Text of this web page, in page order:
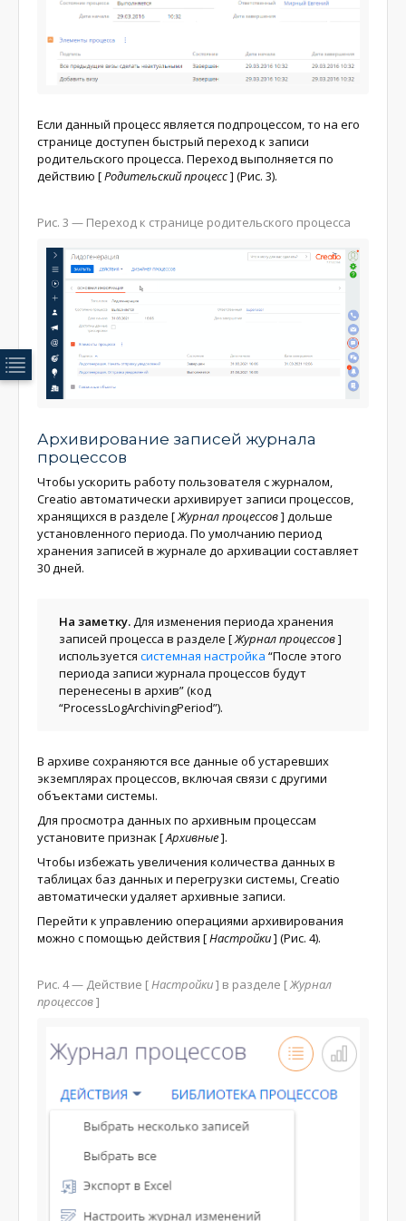
Если данный процесс является подпроцессом, то на его
странице доступен быстрый переход к записи
родительского процесса. Переход выполняется по
действию [Родительский процесс] (Рис. 3).
Рис. 3 — Переход к странице родительского процесса
Архивирование записей журнала
процессов
Чтобы ускорить работу пользователя с журналом,
Creatio автоматически архивирует записи процессов,
хранящихся в разделе [Журнал процессов] дольше
установленного периода. По умолчанию период
хранения записей в журнале до архивации составляет
30 дней.
На заметку.Для изменения периода хранения
записей процесса в разделе [Журнал процессов]
используется системная настройка “После этого
периода записи журнала процесcов будут
перенесены в архив” (код
“ProcessLogArchivingPeriod”).
В архиве сохраняются все данные об устаревших
экземплярах процессов, включая связи с другими
объектами системы.
Для просмотра данных по архивным процессам
установите признак [Архивные].
Чтобы избежать увеличения количества данных в
таблицах баз данных и перегрузки системы, Creatio
автоматически удаляет архивные записи.
Перейти к управлению операциями архивирования
можно с помощью действия [Настройки] (Рис. 4).
Рис. 4 — Действие [Настройки] в разделе [Журнал
процессов]